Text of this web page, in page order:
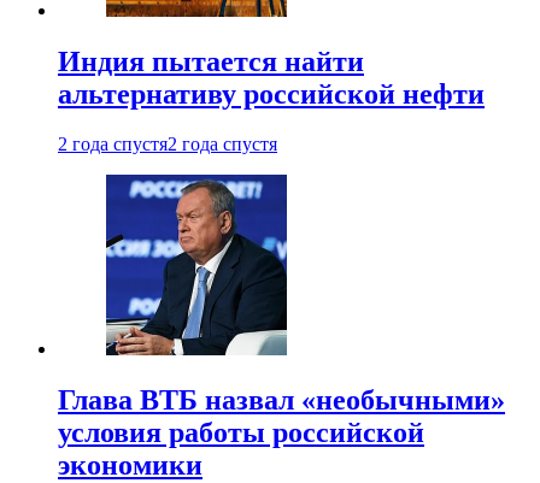
Индия пытается найти
альтернативу российской нефти
2 года спустя2 года спустя
Глава ВТБ назвал «необычными»
условия работы российской
экономики